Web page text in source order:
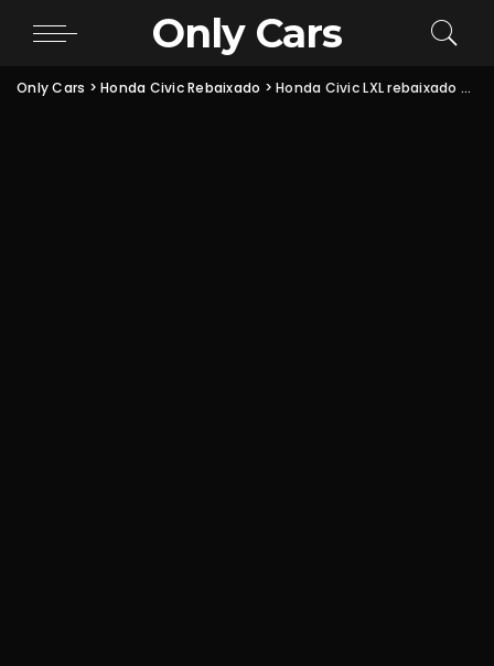
Only Cars
Only Cars >Honda Civic Rebaixado >Honda Civic LXL rebaixado com suspensão a ar: fotos e detalhes do projeto